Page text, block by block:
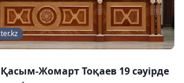
Жомарт Тоқаев 19 сәуірде